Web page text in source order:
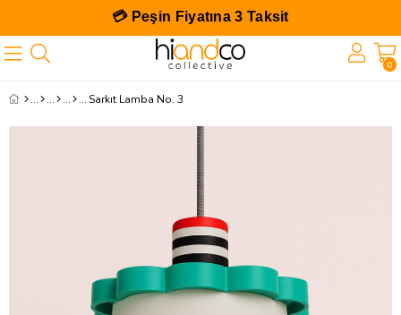
💳 Peşin Fiyatına 3 Taksit
0
Sarkıt Lamba No. 3